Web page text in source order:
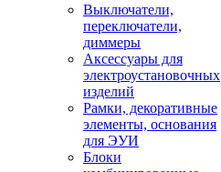
Выключатели,
переключатели,
диммеры
Аксессуары для
электроустановочных
изделий
Рамки, декоративные
элементы, основания
для ЭУИ
Блоки